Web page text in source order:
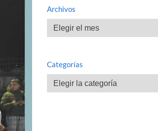
Archivos
Archivos
Categorías
Categorías